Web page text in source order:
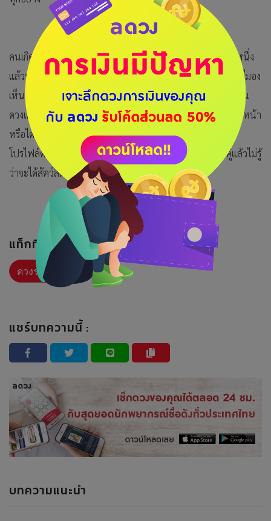
คนเกิดวันเสาร์ วันนี้เรื่องอุปสรรคปัญหาใด้ก็ถอยห่างไปสักครึ่งหนึ่ง
แล้วทำให้เกิดแรงใจเพิ่มขึ้น บางเรื่องแม้ปัญหายังไม่จบแต่ท่านก็มอง
เห็นทางแก้ไขในอนาคต การเงิน กำลังจะมีโชคอย่างหนึ่งตามพื้น
ดวงเดิมของท่าน ถ้าดวงตกมานานจะเริ่มดีขึ้นได้เงินจากค่านายหน้า
หรือได้เงินจากการแก้ไขงาน ความรัก คนโสดจะได้เพื่อนคุยที่
โปรไฟล์ดีแต่สถานะทางความรักต้องเช็คข่าวเสียก่อน คนมีคู่แล้วไม่รู้
ว่าจะได้สัตว์สี่เท้าหรือสองเท้าเข้าบ้าน
แท็กที่เกี่ยวข้อง :
ดวงรายวัน
แชร์บทความนี้ :
บทความแนะนำ